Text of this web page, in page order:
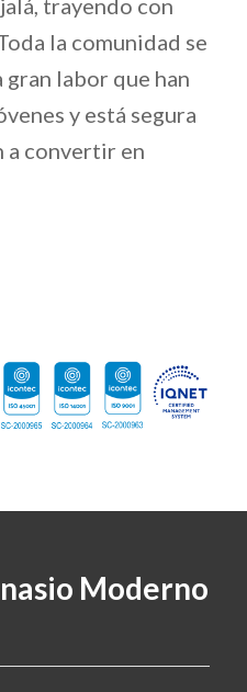
la comunidad se
labor que han
y está segura
a convertir en
Moderno